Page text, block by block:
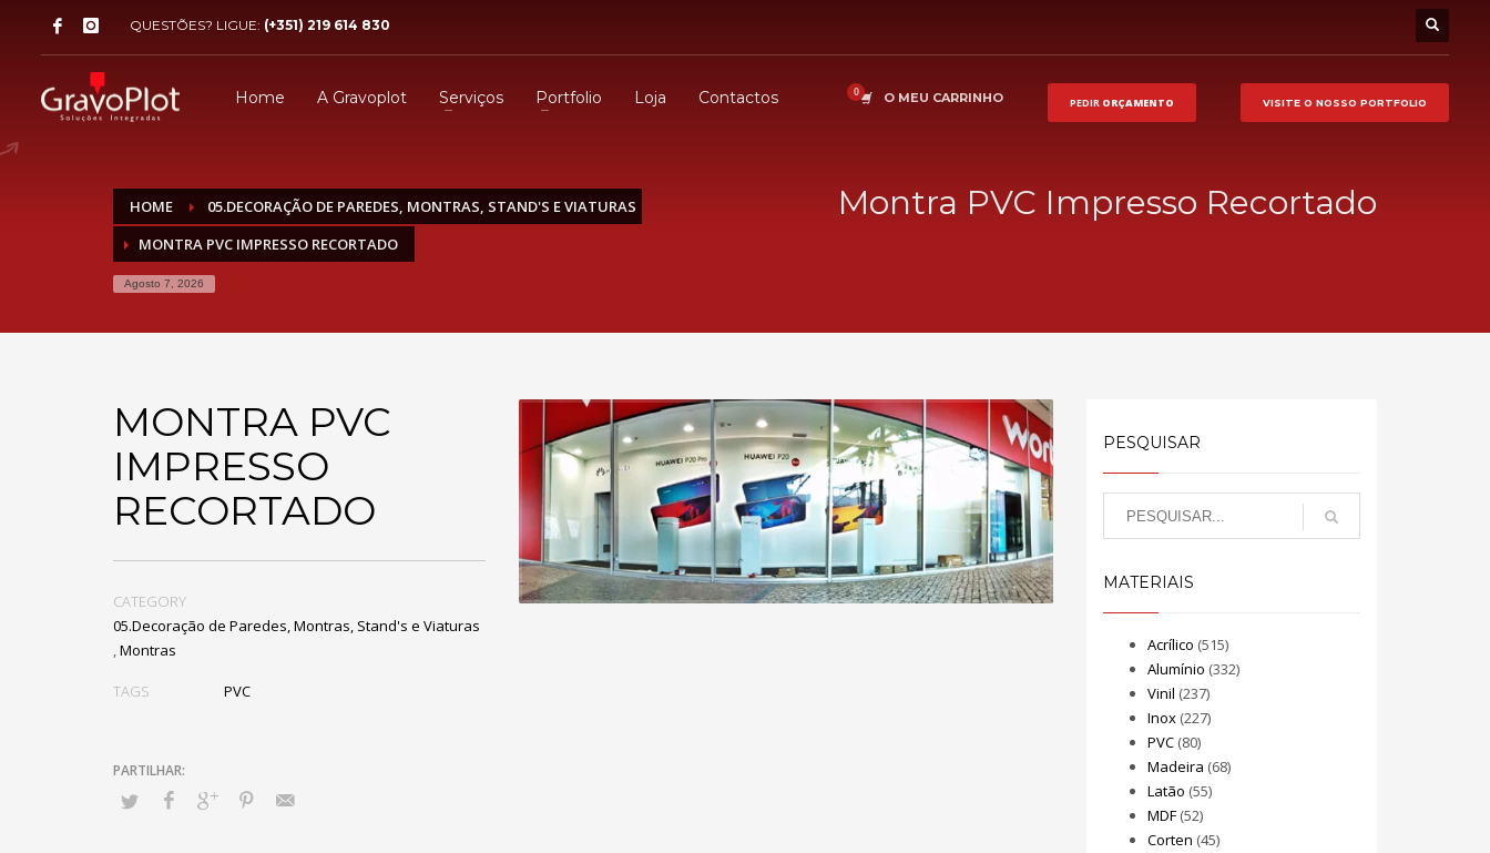
QUESTÕES? LIGUE: (+351) 219 614 830
Home A Gravoplot Serviços Portfolio Loja Contactos O MEU CARRINHO PEDIR ORÇAMENTO VISITE O NOSSO PORTFOLIO
HOME
05.DECORAÇÃO DE PAREDES, MONTRAS, STAND'S E VIATURAS
MONTRA PVC IMPRESSO RECORTADO
Agosto 7, 2026
Montra PVC Impresso Recortado
MONTRA PVC
IMPRESSO
RECORTADO
CATEGORY
05.Decoração de Paredes, Montras, Stand's e Viaturas
,Montras
TAGS PVC
PESQUISAR
MATERIAIS
Acrílico (515)
Alumínio (332)
Vinil (237)
Inox(227)
PVC(80)
Madeira (68)
Latão (55)
MDF(52)
Corten (45)